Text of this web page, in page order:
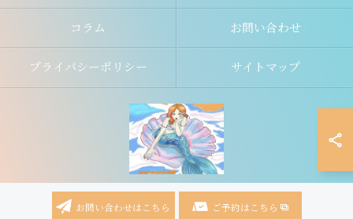
お問い合わせはこちら ご予約はこちら
コラム お問い合わせ
プライバシーポリシー サイトマップ
© 2026 富山県富山市のネイルならmermaid nail ALL RIGHTS RESERVED.